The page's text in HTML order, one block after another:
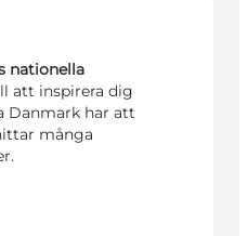
nationella
att inspirera dig
Danmark har att
många